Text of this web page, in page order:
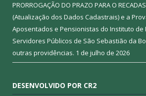
PRORROGAÇÃO DO PRAZO PARA O
(Atualização dos Dados Cadastrais) e a
Aposentados e Pensionistas do Instituto de
Servidores Públicos de São Sebastião da
outras providências. 1 de julho de 2026
DESENVOLVIDO POR CR2